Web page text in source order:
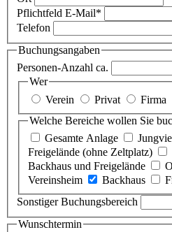
Pflichtfeld E-Mail*
Telefon
Buchungsangaben
Personen-Anzahl ca.
Wer
Verein
Privat Firma
Welche Bereiche wollen Sie
Gesamte Anlage
Freigelände (ohne Zeltplatz)
Backhaus und Freigelände
Vereinsheim
Backhaus
Sonstiger Buchungsbereich
Wunschtermin